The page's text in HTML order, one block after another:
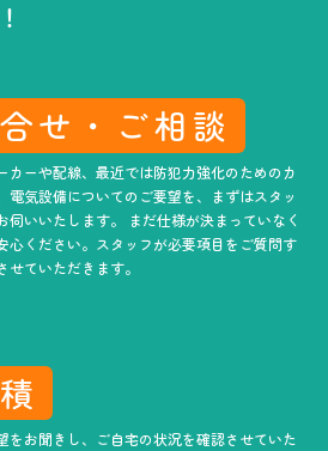
せ・ご相談
カーや配線、最近では防犯力強化のためのカ
電気設備についてのご要望を、まずはスタッ
伺いいたします。 まだ仕様が決まっていなく
心ください。スタッフが必要項目をご質問す
せていただきます。
をお聞きし、ご自宅の状況を確認させていた